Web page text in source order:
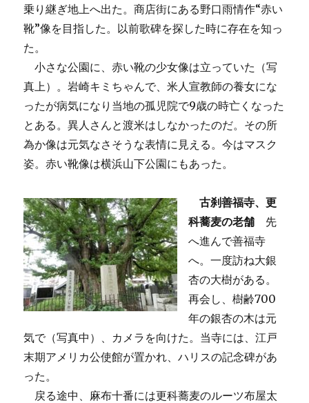
乗り継ぎ地上へ出た。商店街にある野口雨情作“赤い
靴”像を目指した。以前歌碑を探した時に存在を知っ
た。
小さな公園に、赤い靴の少女像は立っていた（写
真上）。岩崎キミちゃんで、米人宣教師の養女にな
ったが病気になり当地の孤児院で9歳の時亡くなった
とある。異人さんと渡米はしなかったのだ。その所
為か像は元気なさそうな表情に見える。今はマスク
姿。赤い靴像は横浜山下公園にもあった。
古刹善福寺、更
科蕎麦の老舗 先
へ進んで善福寺
へ。一度訪ね大銀
杏の大樹がある。
再会し、樹齢700
年の銀杏の木は元
気で（写真中）、カメラを向けた。当寺には、江戸
末期アメリカ公使館が置かれ、ハリスの記念碑があ
った。
戻る途中、麻布十番には更科蕎麦のルーツ布屋太